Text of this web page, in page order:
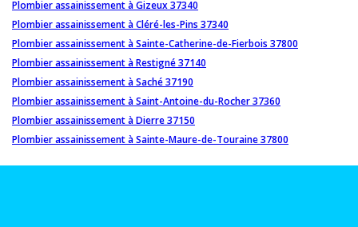
Plombier assainissement à Gizeux 37340
Plombier assainissement à Cléré-les-Pins 37340
Plombier assainissement à Sainte-Catherine-de-Fierbois 37800
Plombier assainissement à Restigné 37140
Plombier assainissement à Saché 37190
Plombier assainissement à Saint-Antoine-du-Rocher 37360
Plombier assainissement à Dierre 37150
Plombier assainissement à Sainte-Maure-de-Touraine 37800